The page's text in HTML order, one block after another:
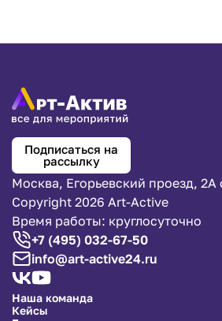
Подписаться на
рассылку
Москва, Егорьевский проезд, 2А
Copyright 2026 Art-Active
Время работы: круглосуточно
+7 (495) 032-67-50
info@art-active24.ru
Наша команда
Кейсы